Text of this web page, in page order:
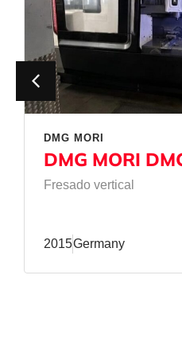
DMG MORI
DMG MORI
Fresado vertical
2015Germany